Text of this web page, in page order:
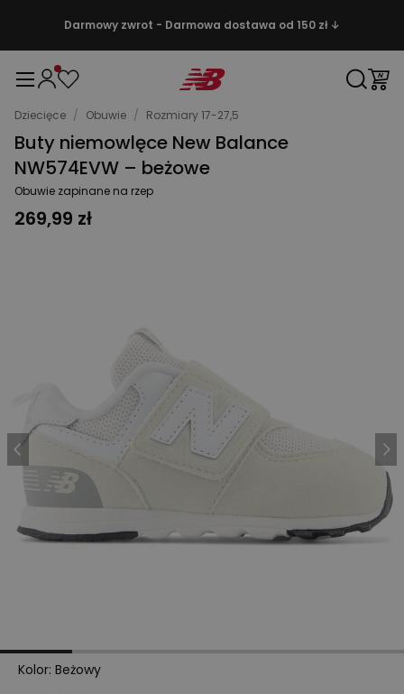
Darmowy zwrot - Darmowa dostawa od 150 zł ↓
Dziecięce / Obuwie / Rozmiary 17-27,5
Buty niemowlęce New Balance
NW574EVW – beżowe
Obuwie zapinane na rzep
269,99 zł
Kolor: Beżowy